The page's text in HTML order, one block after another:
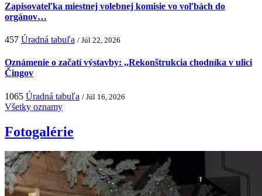
Zapisovateľka miestnej volebnej komisie vo voľbách do
orgánov…
457 Úradná tabuľa / Júl 22, 2026
Oznámenie o začatí výstavby: ,,Rekonštrukcia chodníka v ulici
Čingov
1065 Úradná tabuľa / Júl 16, 2026
Všetky oznamy
Fotogalérie